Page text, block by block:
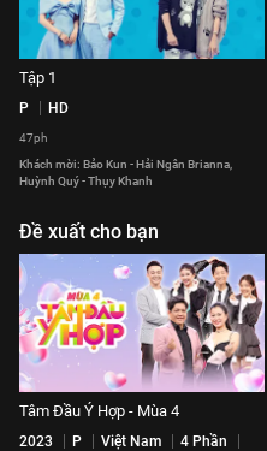
Tập 1
P HD
47ph
Khách mời: Bảo Kun - Hải Ngân Brianna,
Huỳnh Quý - Thụy Khanh
Đề xuất cho bạn
Tâm Đầu Ý Hợp - Mùa 4
2023 P Việt Nam
4 Phần